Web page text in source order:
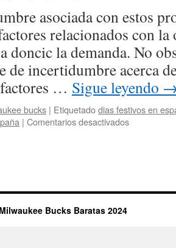
asociada con estos
relacionados con
doncic la demanda. No
de incertidumbre acerca
… Sigue leyendo
bucks | Etiquetadodias festivos en
| Comentarios desactivadosen
mexico
Bucks Baratas 2024